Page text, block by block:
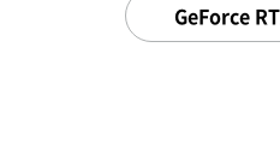
GeForce